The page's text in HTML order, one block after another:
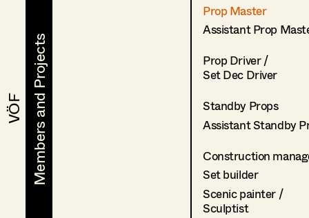
VÖF
VÖF Members and Projects
Members and Projects
Prop Master
Assistant Prop
Prop Driver /
Set Dec Driver
Standby Props
Assistant Standby
Construction
Set builder
Scenic painter /
Sculptist